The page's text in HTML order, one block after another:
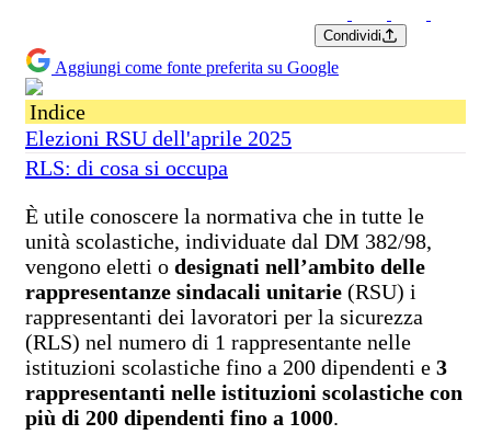
Condividi
Aggiungi come fonte preferita su Google
Indice
Elezioni RSU dell'aprile 2025
RLS: di cosa si occupa
È utile conoscere la normativa che in tutte le
unità scolastiche, individuate dal DM 382/98,
vengono eletti o designati nell’ambito delle
rappresentanze sindacali unitarie (RSU) i
rappresentanti dei lavoratori per la sicurezza
(RLS) nel numero di 1 rappresentante nelle
istituzioni scolastiche fino a 200 dipendenti e 3
rappresentanti nelle istituzioni scolastiche con
più di 200 dipendenti fino a 1000.